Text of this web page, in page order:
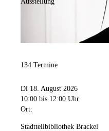
134 Termine
Di 18. August 2026
10:00 bis 12:00 Uhr
Ort:
Stadtteilbibliothek Brackel